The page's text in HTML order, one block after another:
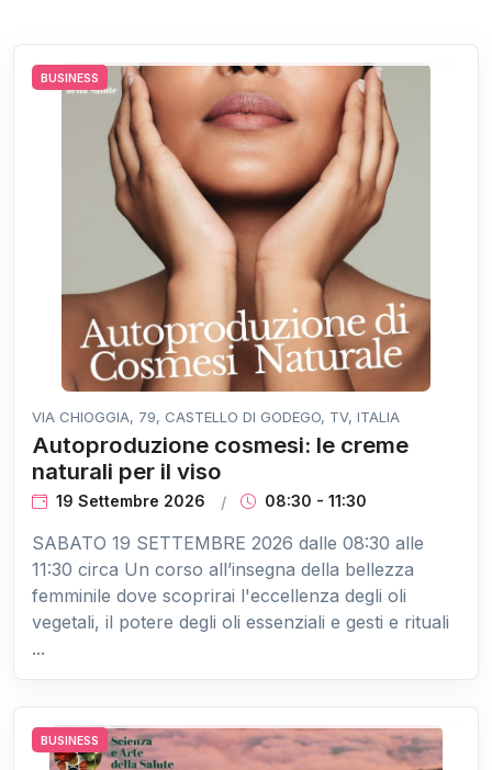
BUSINESS
VIA CHIOGGIA, 79, CASTELLO DI GODEGO, TV, ITALIA
Autoproduzione cosmesi: le creme
naturali per il viso
19 Settembre 2026 08:30 - 11:30
SABATO 19 SETTEMBRE 2026 dalle 08:30 alle
11:30 circa Un corso all’insegna della bellezza
femminile dove scoprirai l'eccellenza degli oli
vegetali, il potere degli oli essenziali e gesti e rituali
...
BUSINESS